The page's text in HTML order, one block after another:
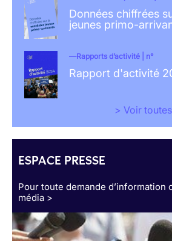
Données chiffrées
jeunes primo-
Rapports d’activité | n°
Rapport d'activité
> Voir
ESPACE PRESSE
Pour toute demande d’information
média >